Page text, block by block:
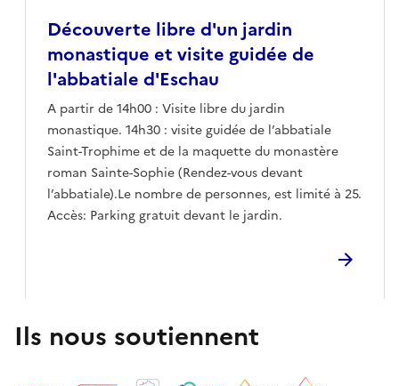
Découverte libre d'un jardin
monastique et visite guidée de
l'abbatiale d'Eschau
A partir de 14h00 : Visite libre du jardin
monastique. 14h30 : visite guidée de l’abbatiale
Saint-Trophime et de la maquette du monastère
roman Sainte-Sophie (Rendez-vous devant
l’abbatiale).Le nombre de personnes, est limité à 25.
Accès: Parking gratuit devant le jardin.
Ils nous soutiennent